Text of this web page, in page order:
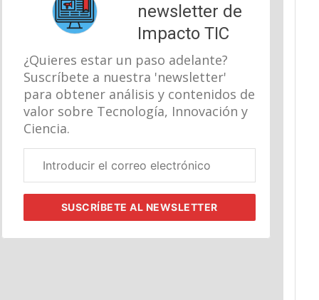
newsletter de
Impacto TIC
¿Quieres estar un paso adelante?
Suscríbete a nuestra 'newsletter'
para obtener análisis y contenidos de
valor sobre Tecnología, Innovación y
Ciencia.
electrónico
SUSCRÍBETEAL NEWSLETTER